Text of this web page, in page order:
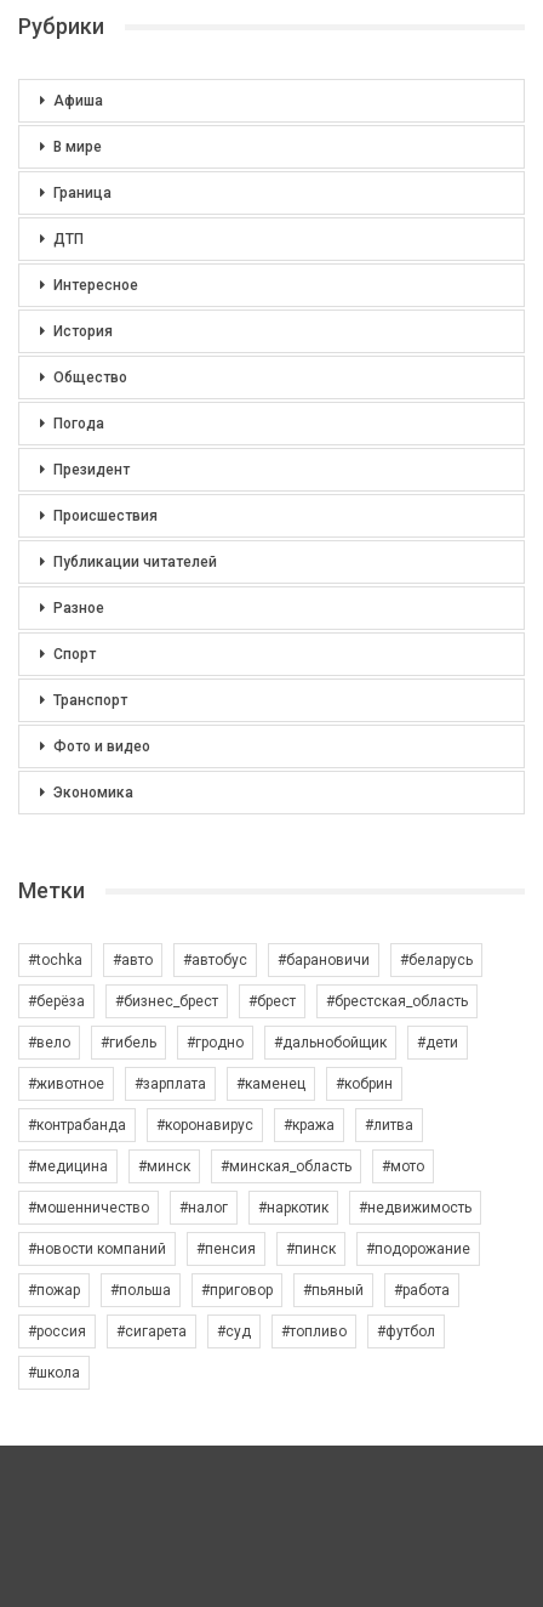
Рубрики
Афиша
В мире
Граница
ДТП
Интересное
История
Общество
Погода
Президент
Происшествия
Публикации читателей
Разное
Спорт
Транспорт
Фото и видео
Экономика
Метки
#tochka #авто #автобус #барановичи #беларусь
#берёза #бизнес_брест #брест #брестская_область
#вело #гибель #гродно #дальнобойщик #дети
#животное #зарплата #каменец #кобрин
#контрабанда #коронавирус #кража #литва
#медицина #минск #минская_область #мото
#мошенничество #налог #наркотик #недвижимость
#новости компаний #пенсия #пинск #подорожание
#пожар #польша #приговор #пьяный #работа
#россия #сигарета #суд #топливо #футбол
#школа